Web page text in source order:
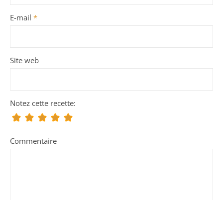
E-mail *
Site web
Notez cette recette:
Commentaire